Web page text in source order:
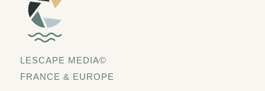
LESCAPE MEDIA©
FRANCE & EUROPE